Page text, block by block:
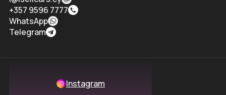
+357 9596 7777
WhatsApp
Telegram
Instagram